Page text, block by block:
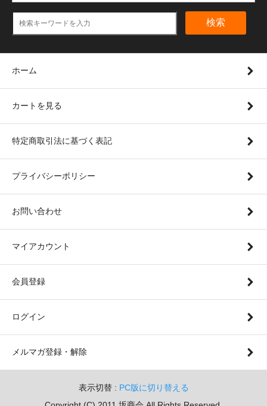
検索
ホーム
カートを見る
特定商取引法に基づく表記
プライバシーポリシー
お問い合わせ
マイアカウント
会員登録
ログイン
メルマガ登録・解除
表示切替 : PC版に切り替える